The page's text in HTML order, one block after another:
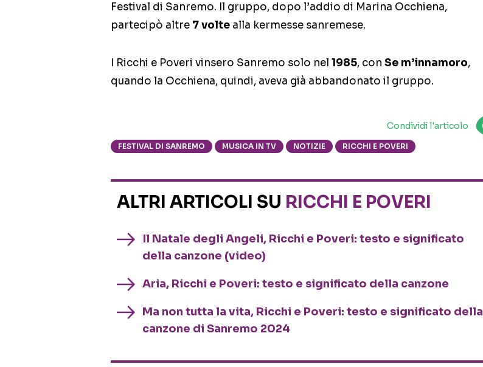
Festival di Sanremo. Il gruppo, dopo l’addio di Marina Occhiena,
partecipò altre 7 volte alla kermesse sanremese.
I Ricchi e Poveri vinsero Sanremo solo nel 1985, con Se m’innamoro,
quando la Occhiena, quindi, aveva già abbandonato il gruppo.
Condividi l'articolo
FESTIVAL DI SANREMO MUSICA IN TV NOTIZIE RICCHI E POVERI
ALTRI ARTICOLI SU RICCHI E POVERI
Il Natale degli Angeli, Ricchi e Poveri: testo e significato
della canzone (video)
Aria, Ricchi e Poveri: testo e significato della canzone
Ma non tutta la vita, Ricchi e Poveri: testo e significato della
canzone di Sanremo 2024